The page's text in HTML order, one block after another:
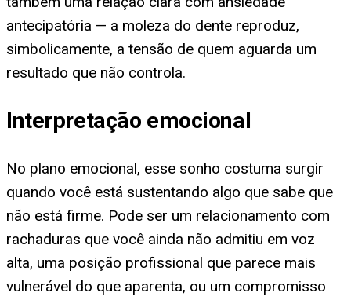
antecipatória — a moleza do dente reproduz,
simbolicamente, a tensão de quem aguarda um
resultado que não controla.
Interpretação emocional
No plano emocional, esse sonho costuma surgir
quando você está sustentando algo que sabe que
não está firme. Pode ser um relacionamento com
rachaduras que você ainda não admitiu em voz
alta, uma posição profissional que parece mais
vulnerável do que aparenta, ou um compromisso